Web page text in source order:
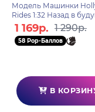
Модель Машинки
Rides 1:32 Назад в
Time Machine (Back To
Future-3) 32290
1 169р. 1 290р.
58 Pop-Баллов
В